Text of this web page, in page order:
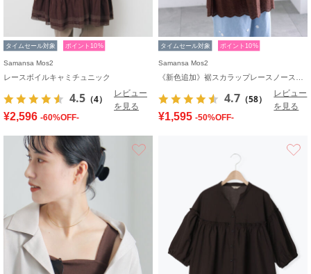
タイムセール対象 ポイント10%
Samansa Mos2
レースボイルキャミチュニック
4.5 （4）
レビュー
を見る
¥2,596 -60%OFF-
タイムセール対象 ポイント10%
Samansa Mos2
4.7 （58）
レビュー
を見る
¥1,595 -50%OFF-